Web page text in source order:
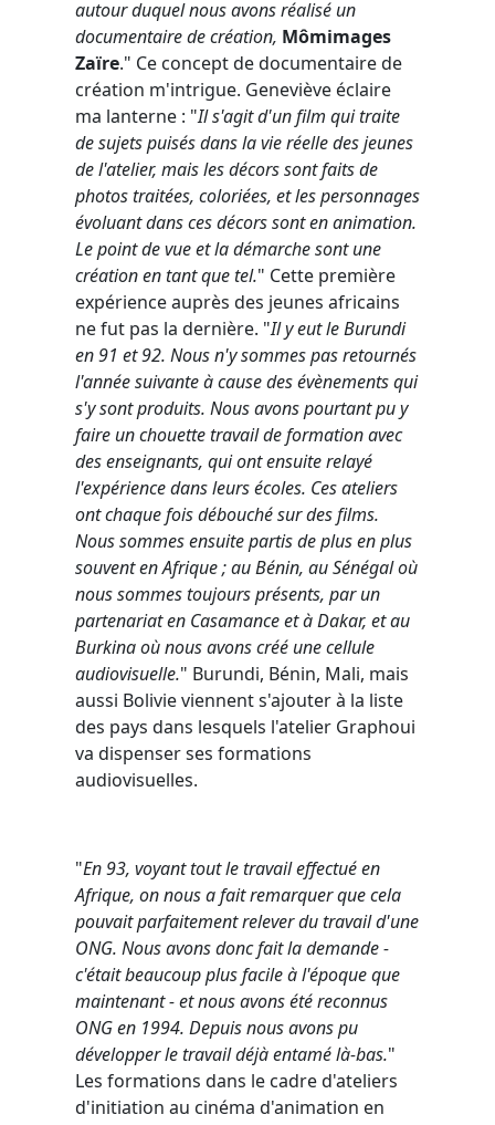
autour duquel nous avons réalisé un
documentaire de création, Mômimages
Zaïre." Ce concept de documentaire de
création m'intrigue. Geneviève éclaire
ma lanterne : "Il s'agit d'un film qui traite
de sujets puisés dans la vie réelle des jeunes
de l'atelier, mais les décors sont faits de
photos traitées, coloriées, et les personnages
évoluant dans ces décors sont en animation.
Le point de vue et la démarche sont une
création en tant que tel." Cette première
expérience auprès des jeunes africains
ne fut pas la dernière. "Il y eut le Burundi
en 91 et 92. Nous n'y sommes pas retournés
l'année suivante à cause des évènements qui
s'y sont produits. Nous avons pourtant pu y
faire un chouette travail de formation avec
des enseignants, qui ont ensuite relayé
l'expérience dans leurs écoles. Ces ateliers
ont chaque fois débouché sur des films.
Nous sommes ensuite partis de plus en plus
souvent en Afrique ; au Bénin, au Sénégal où
nous sommes toujours présents, par un
partenariat en Casamance et à Dakar, et au
Burkina où nous avons créé une cellule
audiovisuelle." Burundi, Bénin, Mali, mais
aussi Bolivie viennent s'ajouter à la liste
des pays dans lesquels l'atelier Graphoui
va dispenser ses formations
audiovisuelles.
"En 93, voyant tout le travail effectué en
Afrique, on nous a fait remarquer que cela
pouvait parfaitement relever du travail d'une
ONG. Nous avons donc fait la demande -
c'était beaucoup plus facile à l'époque que
maintenant - et nous avons été reconnus
ONG en 1994. Depuis nous avons pu
développer le travail déjà entamé là-bas."
Les formations dans le cadre d'ateliers
d'initiation au cinéma d'animation en